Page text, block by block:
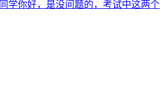
同学你好，是没问题的，考试中这两个